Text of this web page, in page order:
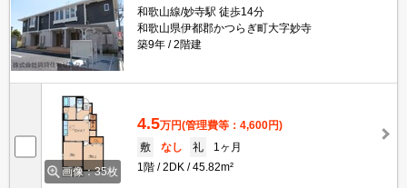
和歌山線/妙寺駅 徒歩14分
和歌山県伊都郡かつらぎ町大字妙寺
築9年
2階建
画像：35枚
4.5万円(管理費等：4,600円)
敷
なし 礼
1ヶ月
1階
2DK 45.82m²